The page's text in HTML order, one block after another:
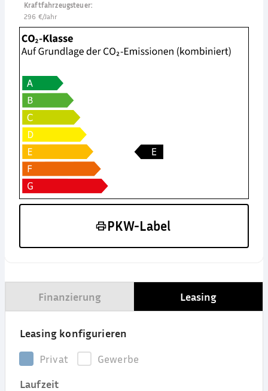
Kraftfahrzeugsteuer:
296 €/Jahr
PKW-Label
Finanzierung Leasing
Leasing konfigurieren
Privat
Gewerbe
Laufzeit